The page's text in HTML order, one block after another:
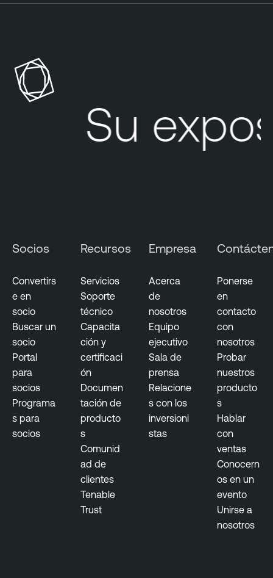
a
b
l
E
p
o
s
u
r
e
Su
Socios
Convertirs
e en
socio
Buscar un
socio
Portal
para
socios
Programa
s para
socios
Recursos
Servicios
Soporte
técnico
Capacita
ción y
certificaci
ón
Documen
tación de
producto
s
Comunid
ad de
clientes
Tenable
Trust
Empresa
Acerca
de
nosotros
Equipo
ejecutivo
Sala de
prensa
Relacione
s con los
inversioni
stas
Ponerse
en
contacto
con
nosotros
Probar
nuestros
producto
s
Hablar
con
ventas
Conocern
os en un
evento
Unirse a
nosotros